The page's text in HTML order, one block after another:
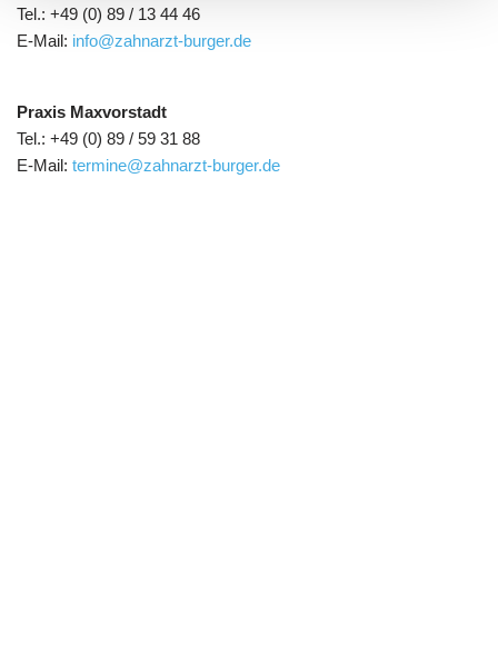
Tel.: +49 (0) 89 / 13 44 46
E-Mail: info@zahnarzt-burger.de
Praxis Maxvorstadt
Tel.: +49 (0) 89 / 59 31 88
E-Mail: termine@zahnarzt-burger.de